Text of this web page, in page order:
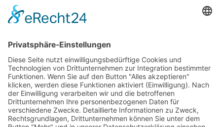
Raum für Ihre Nachricht *
Zustimmung*
Ich willige ein, dass meine Angaben zur Kontaktaufnahme